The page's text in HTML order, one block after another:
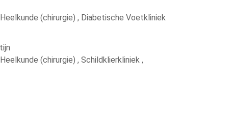
(chirurgie) , Diabetische Voetkliniek
(chirurgie) , Schildklierkliniek ,